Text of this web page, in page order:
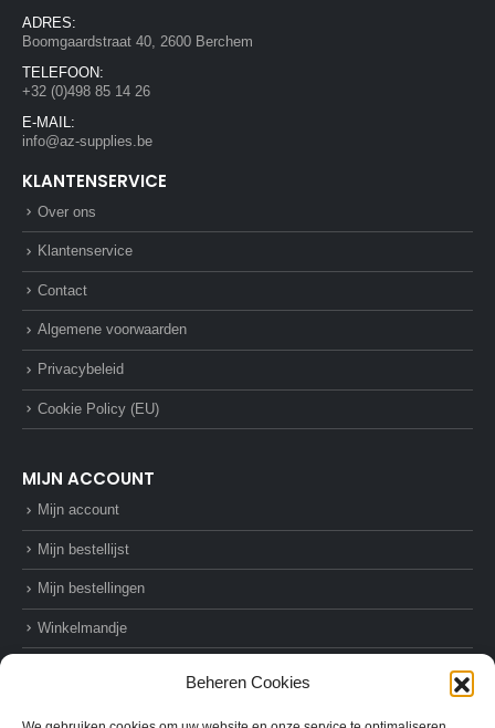
Beheren Cookies
ADRES:
Boomgaardstraat 40, 2600 Berchem
TELEFOON:
+32 (0)498 85 14 26
E-MAIL:
info@az-supplies.be
KLANTENSERVICE
Over ons
Klantenservice
Contact
Algemene voorwaarden
Privacybeleid
Cookie Policy (EU)
MIJN ACCOUNT
Mijn account
Mijn bestellijst
Mijn bestellingen
Winkelmandje